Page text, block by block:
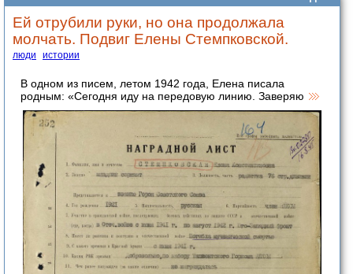
Ей отрубили руки, но она продолжала
молчать. Подвиг Елены Стемпковской.
люди истории
В одном из писем, летом 1942 года, Елена писала
родным: «Сегодня иду на передовую линию. Заверяю